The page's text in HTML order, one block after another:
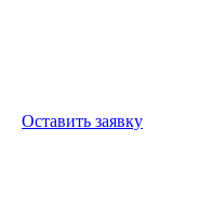
Оставить заявку